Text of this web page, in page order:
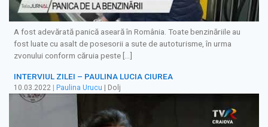
A fost adevărată panică aseară în România. Toate benzinăriile au
fost luate cu asalt de posesorii a sute de autoturisme, în urma
zvonului conform căruia peste […]
INTERVIUL ZILEI – PAULINA LUCIA CIUREA
10.03.2022 | Paulina Urucu | Dolj